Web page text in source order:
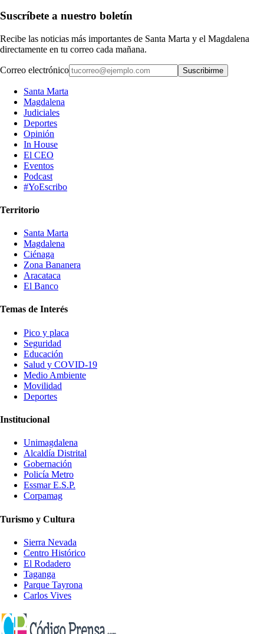
Suscríbete a nuestro boletín
Recibe las noticias más importantes de Santa Marta y el Magdalena
directamente en tu correo cada mañana.
Correo electrónico Suscribirme
Santa Marta
Magdalena
Judiciales
Deportes
Opinión
In House
El CEO
Eventos
Podcast
#YoEscribo
Territorio
Santa Marta
Magdalena
Ciénaga
Zona Bananera
Aracataca
El Banco
Temas de Interés
Pico y placa
Seguridad
Educación
Salud y COVID-19
Medio Ambiente
Movilidad
Deportes
Institucional
Unimagdalena
Alcaldía Distrital
Gobernación
Policía Metro
Essmar E.S.P.
Corpamag
Turismo y Cultura
Sierra Nevada
Centro Histórico
El Rodadero
Taganga
Parque Tayrona
Carlos Vives